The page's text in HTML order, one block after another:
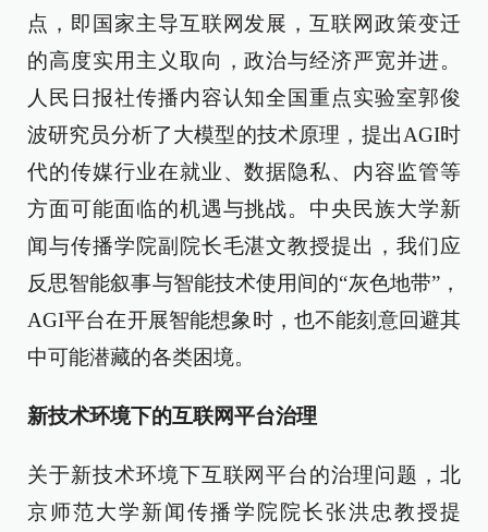
点，即国家主导互联网发展，互联网政策变迁
的高度实用主义取向，政治与经济严宽并进。
人民日报社传播内容认知全国重点实验室郭俊
波研究员分析了大模型的技术原理，提出AGI时
代的传媒行业在就业、数据隐私、内容监管等
方面可能面临的机遇与挑战。中央民族大学新
闻与传播学院副院长毛湛文教授提出，我们应
反思智能叙事与智能技术使用间的“灰色地带”，
AGI平台在开展智能想象时，也不能刻意回避其
中可能潜藏的各类困境。
新技术环境下的互联网平台治理
关于新技术环境下互联网平台的治理问题，北
京师范大学新闻传播学院院长张洪忠教授提